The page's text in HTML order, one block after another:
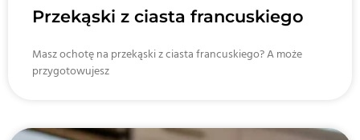
Przekąski z ciasta francuskiego
Masz ochotę na przekąski z ciasta francuskiego? A może
przygotowujesz